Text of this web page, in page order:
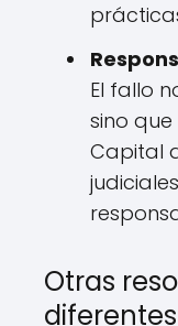
El fallo
sino
Capital
Otras